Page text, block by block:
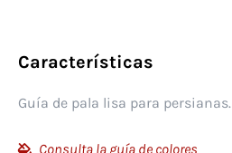
Características
Guía de pala lisa para persianas.
Consulta la guía de colores